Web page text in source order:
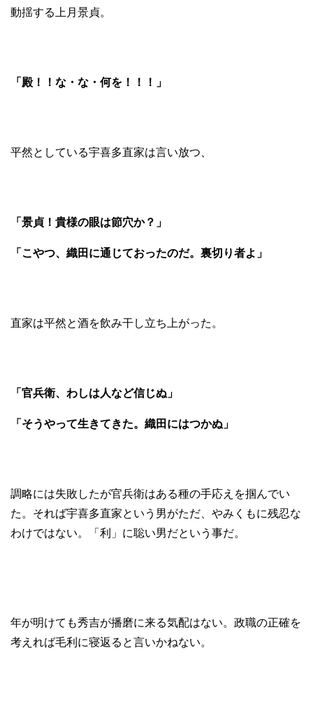
動揺する上月景貞。
「殿！！な・な・何を！！！」
平然としている宇喜多直家は言い放つ、
「景貞！貴様の眼は節穴か？」
「こやつ、織田に通じておったのだ。裏切り者よ」
直家は平然と酒を飲み干し立ち上がった。
「官兵衛、わしは人など信じぬ」
「そうやって生きてきた。織田にはつかぬ」
調略には失敗したが官兵衛はある種の手応えを掴んでい
た。それば宇喜多直家という男がただ、やみくもに残忍な
わけではない。「利」に聡い男だという事だ。
年が明けても秀吉が播磨に来る気配はない。政職の正確を
考えれば毛利に寝返ると言いかねない。